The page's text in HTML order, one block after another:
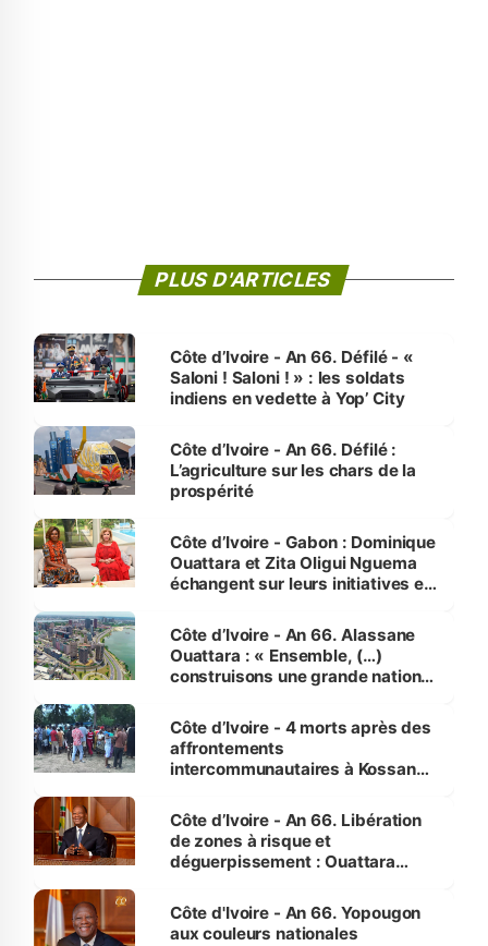
PLUS D'ARTICLES
Côte d’Ivoire - An 66. Défilé - «
Saloni ! Saloni ! » : les soldats
indiens en vedette à Yop’ City
Côte d’Ivoire - An 66. Défilé :
L’agriculture sur les chars de la
prospérité
Côte d’Ivoire - Gabon : Dominique
Ouattara et Zita Oligui Nguema
échangent sur leurs initiatives en
enfants
Côte d’Ivoire - An 66. Alassane
Ouattara : « Ensemble, (…)
construisons une grande nation
générations futures »
Côte d’Ivoire - 4 morts après des
affrontements
intercommunautaires à Kossandji
milieu des sinistrés
Côte d’Ivoire - An 66. Libération
de zones à risque et
déguerpissement : Ouattara
l'Etat de droit pour préserver les
vies humaines »
Côte d'Ivoire - An 66. Yopougon
aux couleurs nationales